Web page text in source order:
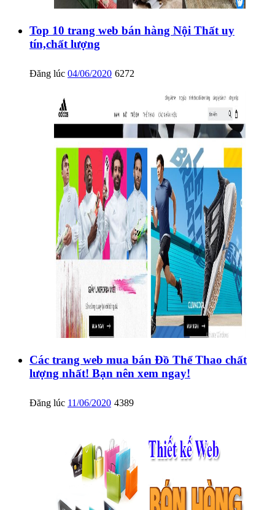
Top 10 trang web bán hàng Nội Thất uy
tín,chất lượng
Đăng lúc 04/06/2020 6272
Các trang web mua bán Đồ Thể Thao chất
lượng nhất! Bạn nên xem ngay!
Đăng lúc 11/06/2020 4389